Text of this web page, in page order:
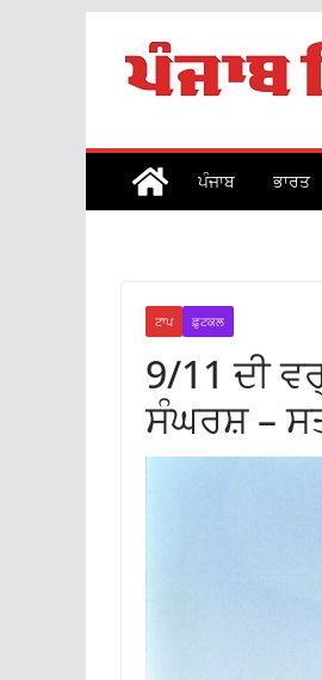
content
ਪੰਜਾਬ ਭਾਰਤ
ਟਾਪ ਫ਼ੁਟਕਲ
9/11 ਦੀ
ਸੰਘਰਸ਼ –